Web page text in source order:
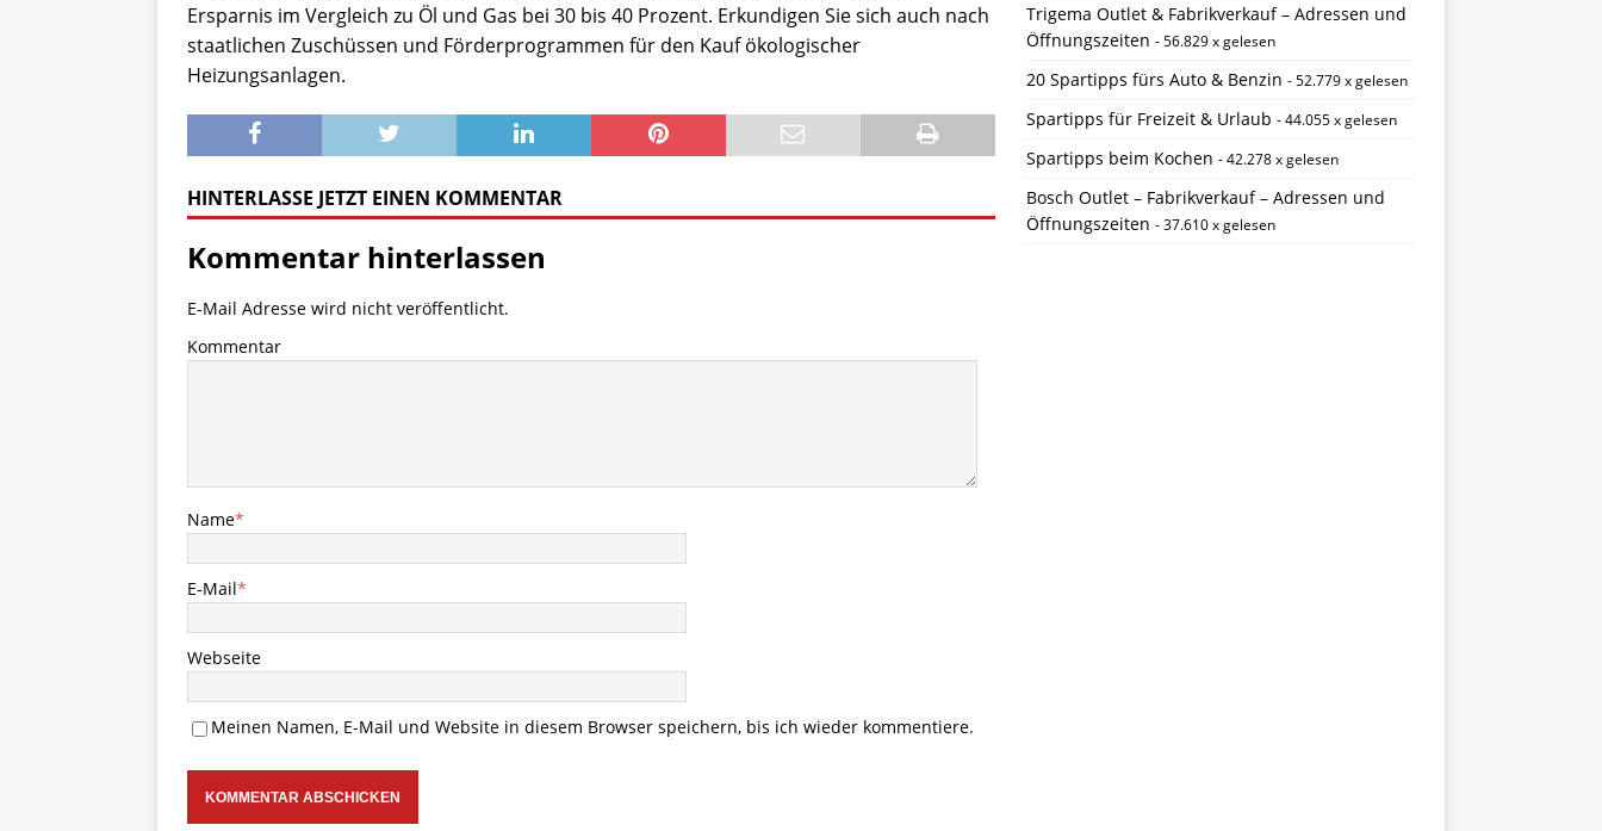
Ersparnis im Vergleich zu Öl und Gas bei 30 bis 40 Prozent. Erkundigen Sie sich auch nach
staatlichen Zuschüssen und Förderprogrammen für den Kauf ökologischer
Heizungsanlagen.
HINTERLASSE JETZT EINEN KOMMENTAR
Kommentar hinterlassen
E-Mail Adresse wird nicht veröffentlicht.
Kommentar
Name*
E-Mail*
Webseite
Meinen Namen, E-Mail und Website in diesem Browser speichern, bis ich wieder kommentiere.
Trigema Outlet & Fabrikverkauf – Adressen und
Öffnungszeiten - 56.829 x gelesen
20 Spartipps fürs Auto & Benzin - 52.779 x gelesen
Spartipps für Freizeit & Urlaub - 44.055 x gelesen
Spartipps beim Kochen - 42.278 x gelesen
Bosch Outlet – Fabrikverkauf – Adressen und
Öffnungszeiten - 37.610 x gelesen